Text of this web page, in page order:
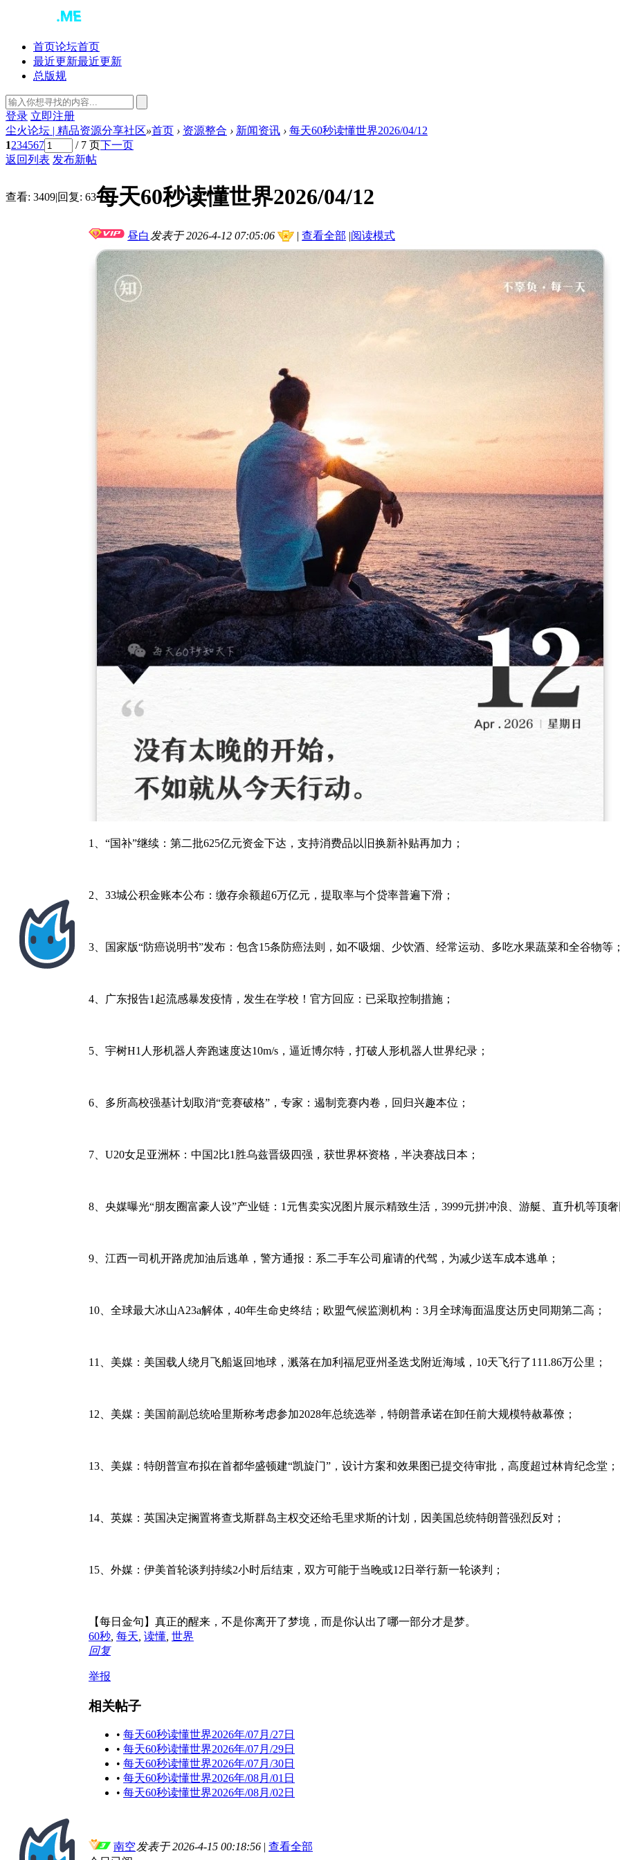
首页论坛首页
最近更新最近更新
总版规
登录 立即注册
尘火论坛 | 精品资源分享社区»首页 › 资源整合 › 新闻资讯 › 每天60秒读懂世界2026/04/12
1234567 / 7 页下一页
返回列表 发布新帖
查看: 3409|回复: 63每天60秒读懂世界2026/04/12
昼白 发表于 2026-4-12 07:05:06 | 查看全部 |阅读模式
1、“国补”继续：第二批625亿元资金下达，支持消费品以旧换新补贴再加力；
2、33城公积金账本公布：缴存余额超6万亿元，提取率与个贷率普遍下滑；
3、国家版“防癌说明书”发布：包含15条防癌法则，如不吸烟、少饮酒、经常运动、多吃水果蔬菜和全谷物等；
4、广东报告1起流感暴发疫情，发生在学校！官方回应：已采取控制措施；
5、宇树H1人形机器人奔跑速度达10m/s，逼近博尔特，打破人形机器人世界纪录；
6、多所高校强基计划取消“竞赛破格”，专家：遏制竞赛内卷，回归兴趣本位；
7、U20女足亚洲杯：中国2比1胜乌兹晋级四强，获世界杯资格，半决赛战日本；
8、央媒曝光“朋友圈富豪人设”产业链：1元售卖实况图片展示精致生活，3999元拼冲浪、游艇、直升机等顶奢
9、江西一司机开路虎加油后逃单，警方通报：系二手车公司雇请的代驾，为减少送车成本逃单；
10、全球最大冰山A23a解体，40年生命史终结；欧盟气候监测机构：3月全球海面温度达历史同期第二高；
11、美媒：美国载人绕月飞船返回地球，溅落在加利福尼亚州圣迭戈附近海域，10天飞行了111.86万公里；
12、美媒：美国前副总统哈里斯称考虑参加2028年总统选举，特朗普承诺在卸任前大规模特赦幕僚；
13、美媒：特朗普宣布拟在首都华盛顿建“凯旋门”，设计方案和效果图已提交待审批，高度超过林肯纪念堂；
14、英媒：英国决定搁置将查戈斯群岛主权交还给毛里求斯的计划，因美国总统特朗普强烈反对；
15、外媒：伊美首轮谈判持续2小时后结束，双方可能于当晚或12日举行新一轮谈判；
【每日金句】真正的醒来，不是你离开了梦境，而是你认出了哪一部分才是梦。
60秒 每天 读懂 世界
回复
举报
相关帖子
• 每天60秒读懂世界2026年/07月/27日
• 每天60秒读懂世界2026年/07月/29日
• 每天60秒读懂世界2026年/07月/30日
• 每天60秒读懂世界2026年/08月/01日
• 每天60秒读懂世界2026年/08月/02日
南空发表于 2026-4-15 00:18:56 | 查看全部